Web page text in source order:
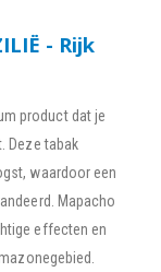
- Rijk
product dat je
Deze tabak
waardoor een
Mapacho
effecten en